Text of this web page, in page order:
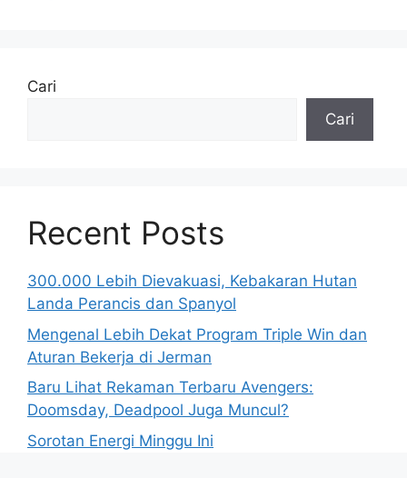
Cari
Cari
Recent Posts
300.000 Lebih Dievakuasi, Kebakaran Hutan
Landa Perancis dan Spanyol
Mengenal Lebih Dekat Program Triple Win dan
Aturan Bekerja di Jerman
Baru Lihat Rekaman Terbaru Avengers:
Doomsday, Deadpool Juga Muncul?
Sorotan Energi Minggu Ini